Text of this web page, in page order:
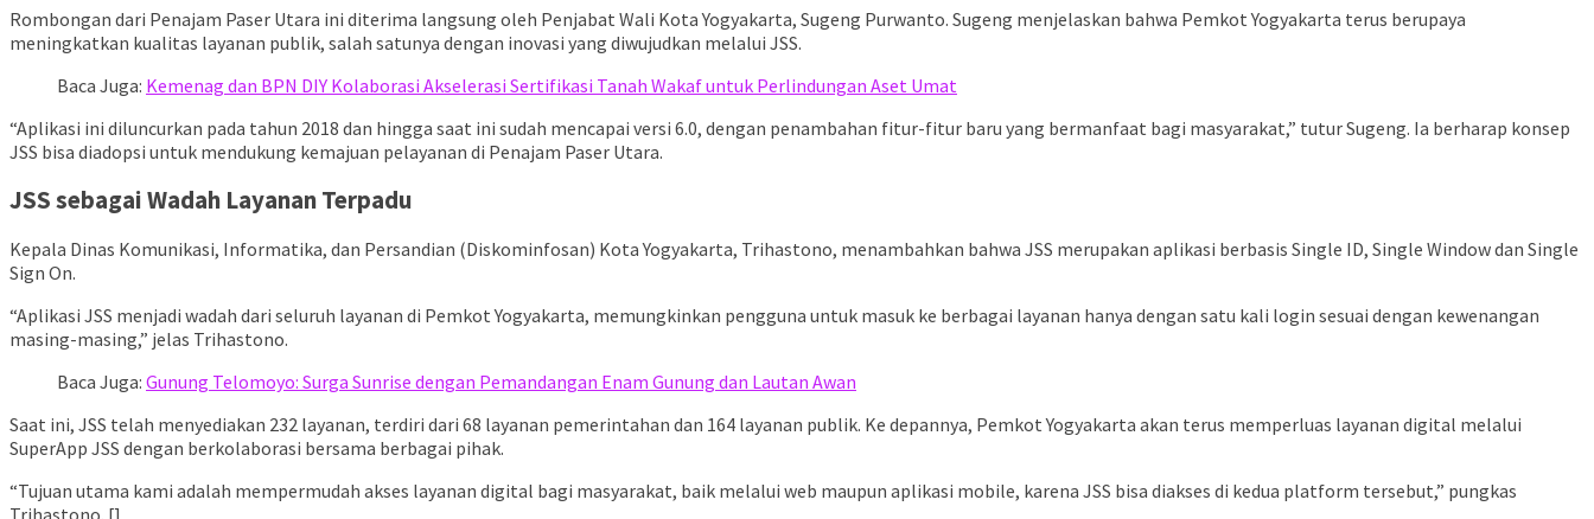
Rombongan dari Penajam Paser Utara ini diterima langsung oleh Penjabat Wali Kota Yogyakarta, Sugeng Purwanto. Sugeng menjelaskan bahwa Pemkot Yogyakarta terus berupaya
meningkatkan kualitas layanan publik, salah satunya dengan inovasi yang diwujudkan melalui JSS.
Baca Juga: Kemenag dan BPN DIY Kolaborasi Akselerasi Sertifikasi Tanah Wakaf untuk Perlindungan Aset Umat
“Aplikasi ini diluncurkan pada tahun 2018 dan hingga saat ini sudah mencapai versi 6.0, dengan penambahan fitur-fitur baru yang bermanfaat bagi masyarakat,” tutur Sugeng. Ia berharap konsep
JSS bisa diadopsi untuk mendukung kemajuan pelayanan di Penajam Paser Utara.
JSS sebagai Wadah Layanan Terpadu
Kepala Dinas Komunikasi, Informatika, dan Persandian (Diskominfosan) Kota Yogyakarta, Trihastono, menambahkan bahwa JSS merupakan aplikasi berbasis Single ID, Single Window dan Single
Sign On.
“Aplikasi JSS menjadi wadah dari seluruh layanan di Pemkot Yogyakarta, memungkinkan pengguna untuk masuk ke berbagai layanan hanya dengan satu kali login sesuai dengan kewenangan
masing-masing,” jelas Trihastono.
Baca Juga: Gunung Telomoyo: Surga Sunrise dengan Pemandangan Enam Gunung dan Lautan Awan
Saat ini, JSS telah menyediakan 232 layanan, terdiri dari 68 layanan pemerintahan dan 164 layanan publik. Ke depannya, Pemkot Yogyakarta akan terus memperluas layanan digital melalui
SuperApp JSS dengan berkolaborasi bersama berbagai pihak.
“Tujuan utama kami adalah mempermudah akses layanan digital bagi masyarakat, baik melalui web maupun aplikasi mobile, karena JSS bisa diakses di kedua platform tersebut,” pungkas
Trihastono. []